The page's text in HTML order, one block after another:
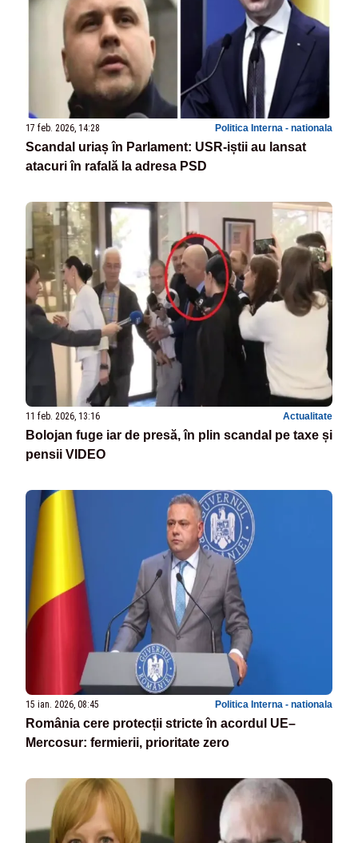
17 feb. 2026, 14:28 Politica Interna - nationala
Scandal uriaș în Parlament: USR-iștii au lansat
atacuri în rafală la adresa PSD
11 feb. 2026, 13:16 Actualitate
Bolojan fuge iar de presă, în plin scandal pe taxe și
pensii VIDEO
15 ian. 2026, 08:45 Politica Interna - nationala
România cere protecții stricte în acordul UE–
Mercosur: fermierii, prioritate zero